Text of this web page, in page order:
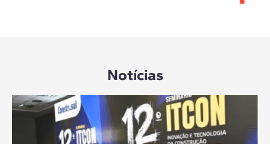
Notícias